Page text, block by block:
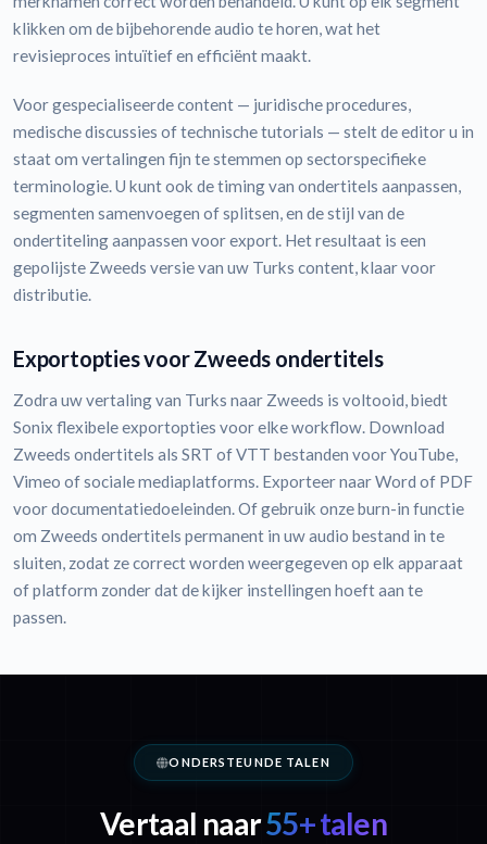
klikken om de bijbehorende audio te horen, wat het
revisieproces intuïtief en efficiënt maakt.
Voor gespecialiseerde content — juridische procedures,
medische discussies of technische tutorials — stelt de editor u in
staat om vertalingen fijn te stemmen op sectorspecifieke
terminologie. U kunt ook de timing van ondertitels aanpassen,
segmenten samenvoegen of splitsen, en de stijl van de
ondertiteling aanpassen voor export. Het resultaat is een
gepolijste Zweeds versie van uw Turks content, klaar voor
distributie.
Exportopties voor Zweeds ondertitels
Zodra uw vertaling van Turks naar Zweeds is voltooid, biedt
Sonix flexibele exportopties voor elke workflow. Download
Zweeds ondertitels als SRT of VTT bestanden voor YouTube,
Vimeo of sociale mediaplatforms. Exporteer naar Word of PDF
voor documentatiedoeleinden. Of gebruik onze burn-in functie
om Zweeds ondertitels permanent in uw audio bestand in te
sluiten, zodat ze correct worden weergegeven op elk apparaat
of platform zonder dat de kijker instellingen hoeft aan te
passen.
ONDERSTEUNDE TALEN
Vertaal naar55+ talen